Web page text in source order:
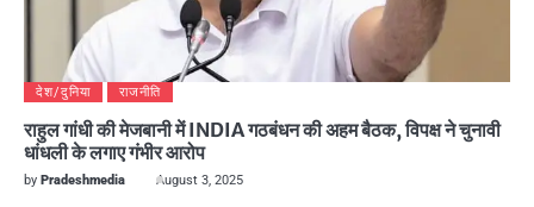
देश/दुनिया राजनीति
राहुल गांधी की मेजबानी में INDIA गठबंधन की अहम बैठक, विपक्ष ने चुनावी
धांधली के लगाए गंभीर आरोप
by Pradeshmedia August 3, 2025